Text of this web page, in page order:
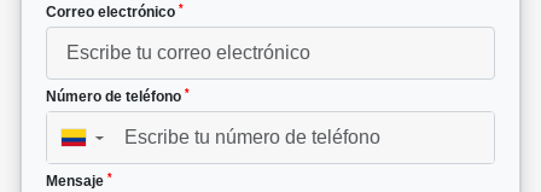
Correo electrónico *
Número de teléfono *
▼
Mensaje *